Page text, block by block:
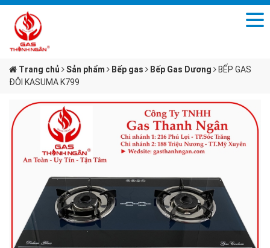
Trang chủ Sản phẩm Bếp gas Bếp Gas Dương
BẾP GAS
ĐÔI KASUMA K799